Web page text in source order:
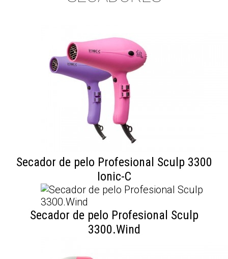
Secador de pelo Profesional Sculp 3300
Ionic-C
Secador de pelo Profesional Sculp
3300.Wind